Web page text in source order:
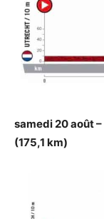
samedi 20 août –
(175,1 km)